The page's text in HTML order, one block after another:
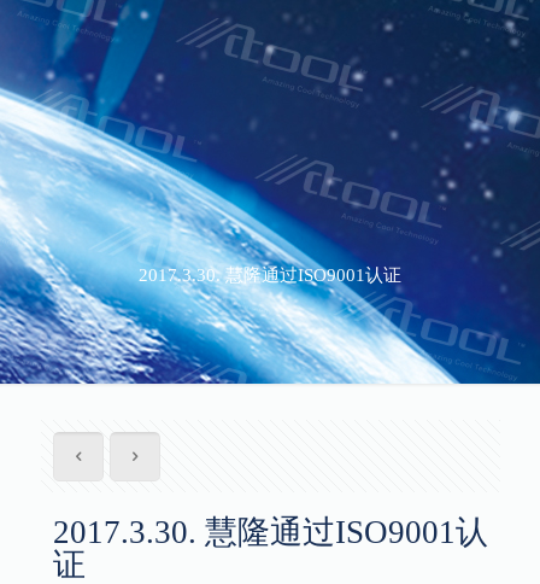
2017.3.30. 慧隆通过ISO9001认证
2017.3.30. 慧隆通过ISO9001认
证